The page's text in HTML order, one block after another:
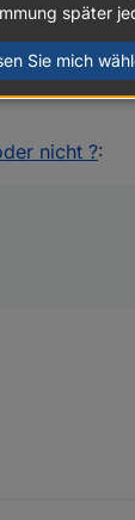
Moment wo ich
nicht ?:
später
Sie mich